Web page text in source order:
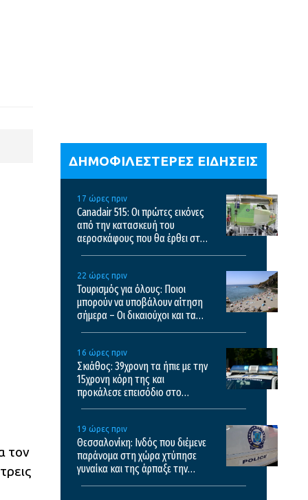
τον
ΔΗΜΟΦΙΛΕΣΤΕΡΕΣ ΕΙΔΗΣΕΙΣ
17 ώρες πριν
Canadair 515: Οι πρώτες εικόνες
από την κατασκευή του
αεροσκάφους που θα έρθει στην
22 ώρες πριν
Τουρισμός για όλους: Ποιοι
μπορούν να υποβάλουν αίτηση
σήμερα – Οι δικαιούχοι και τα
16 ώρες πριν
Σκιάθος: 39χρονη τα ήπιε με την
15χρονη κόρη της και
προκάλεσε επεισόδιο στο
19 ώρες πριν
Θεσσαλονίκη: Ινδός που διέμενε
παράνομα στη χώρα χτύπησε
γυναίκα και της άρπαξε την